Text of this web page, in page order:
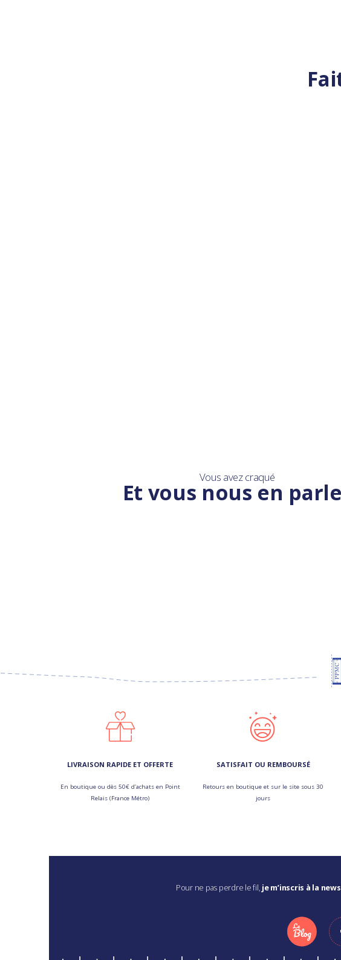
Vous avez craqué
Et vous nous en
LIVRAISON RAPIDE ET OFFERTE
En boutique ou dès 50€ d’achats en Point
Relais (France Métro)
SATISFAIT OU REMBOURSÉ
Retours en boutique et sur le site sous 30
jours
Pour ne pas perdre le fil, je m’inscris à la